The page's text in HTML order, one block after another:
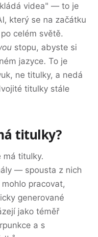
videa" — to je
který se na začátku
celém světě.
stopu, abyste si
jazyce. To je
ne titulky, a nedá
titulky stále
titulky?
má titulky.
— spousta z nich
pracovat,
generované
jako téměř
a s